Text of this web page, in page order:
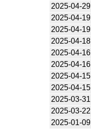
2025-04-29
2025-04-19
2025-04-19
2025-04-18
2025-04-16
2025-04-16
2025-04-15
2025-04-15
2025-03-31
2025-03-22
2025-01-09